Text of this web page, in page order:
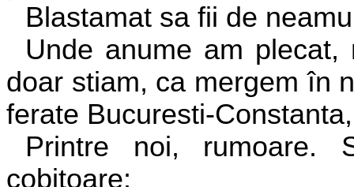
Blastamat sa fii de
Unde anume am
doar stiam, ca mergem în
ferate Bucuresti-
Printre noi, rumoare.
cobitoare: